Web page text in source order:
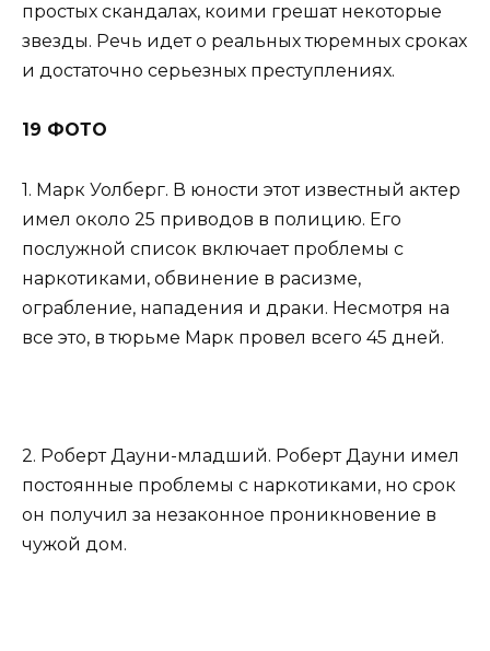
простых скандалах, коими грешат некоторые
звезды. Речь идет о реальных тюремных сроках
и достаточно серьезных преступлениях.
19 ФОТО
1. Марк Уолберг. В юности этот известный актер
имел около 25 приводов в полицию. Его
послужной список включает проблемы с
наркотиками, обвинение в расизме,
ограбление, нападения и драки. Несмотря на
все это, в тюрьме Марк провел всего 45 дней.
2. Роберт Дауни-младший. Роберт Дауни имел
постоянные проблемы с наркотиками, но срок
он получил за незаконное проникновение в
чужой дом.